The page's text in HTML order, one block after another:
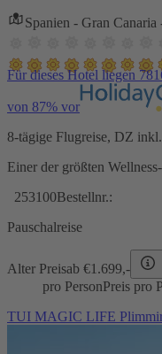
Spanien - Gran Canaria
Für dieses Hotel liegen
von 87% vor
8-tägige Flugreise, DZ
Einer der größten
253100Bestellnr.:
Pauschalreise
Alter Preisab €1.699,-
pro PersonPreis pro
TUI MAGIC LIFE